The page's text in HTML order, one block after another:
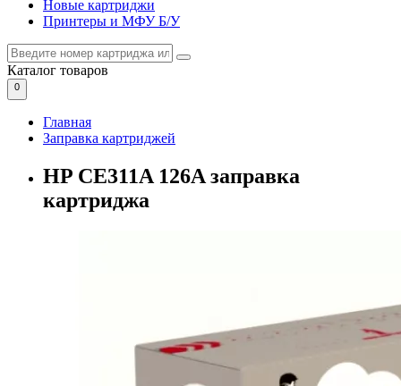
Новые картриджи
Принтеры и МФУ Б/У
Каталог товаров
0
Главная
Заправка картриджей
HP CE311A 126A заправка
картриджа